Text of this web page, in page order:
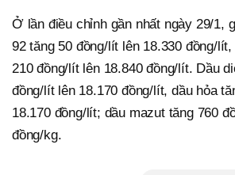
Ở lần điều chỉnh gần nhất ngày 29/1,
92 tăng 50 đồng/lít lên 18.330 đồng/
210 đồng/lít lên 18.840 đồng/lít. Dầu
đồng/lít lên 18.170 đồng/lít, dầu hỏa
18.170 đồng/lít; dầu mazut tăng 760
đồng/kg.